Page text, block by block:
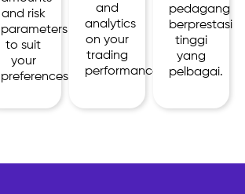
and risk
parameters
to suit
your
preferences.
and
analytics
on your
trading
performance.
pedagang
berprestasi
tinggi
yang
pelbagai.